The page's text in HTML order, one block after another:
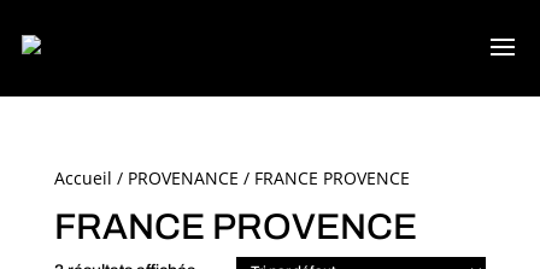
Accueil / PROVENANCE / FRANCE PROVENCE
FRANCE PROVENCE